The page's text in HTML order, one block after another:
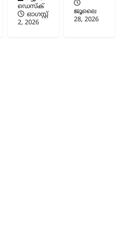
ഡെസ്ക്
ഓഗസ്റ്റ്‌
2, 2026
ജൂലൈ
28, 2026